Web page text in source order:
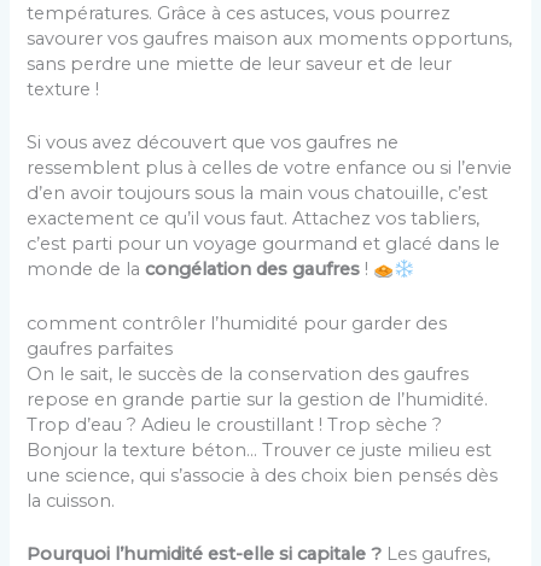
températures. Grâce à ces astuces, vous pourrez
savourer vos gaufres maison aux moments opportuns,
sans perdre une miette de leur saveur et de leur
texture !
Si vous avez découvert que vos gaufres ne
ressemblent plus à celles de votre enfance ou si l’envie
d’en avoir toujours sous la main vous chatouille, c’est
exactement ce qu’il vous faut. Attachez vos tabliers,
c’est parti pour un voyage gourmand et glacé dans le
monde de lacongélation des gaufres !
comment contrôler l’humidité pour garder des
gaufres parfaites
On le sait, le succès de la conservation des gaufres
repose en grande partie sur la gestion de l’humidité.
Trop d’eau ? Adieu le croustillant ! Trop sèche ?
Bonjour la texture béton… Trouver ce juste milieu est
une science, qui s’associe à des choix bien pensés dès
la cuisson.
Pourquoi l’humidité est-elle si capitale ? Les gaufres,